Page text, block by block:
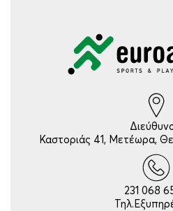
Καστοριάς 41, Μετέωρα,
231 068